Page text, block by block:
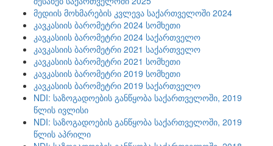
მედიის მოხმარების კვლევა საქართველოში 2024
კავკასიის ბარომეტრი 2024 სომხეთი
კავკასიის ბარომეტრი 2024 საქართველო
კავკასიის ბარომეტრი 2021 საქართველო
კავკასიის ბარომეტრი 2021 სომხეთი
კავკასიის ბარომეტრი 2019 სომხეთი
კავკასიის ბარომეტრი 2019 საქართველო
NDI: საზოგადოების განწყობა საქართველოში, 2019
წლის ივლისი
NDI: საზოგადოების განწყობა საქართველოში, 2019
წლის აპრილი